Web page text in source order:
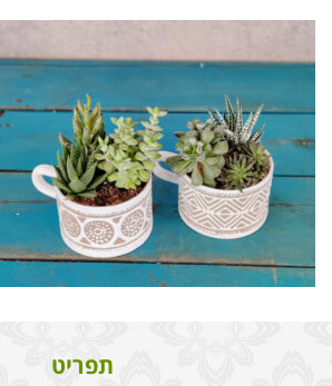
תפריט